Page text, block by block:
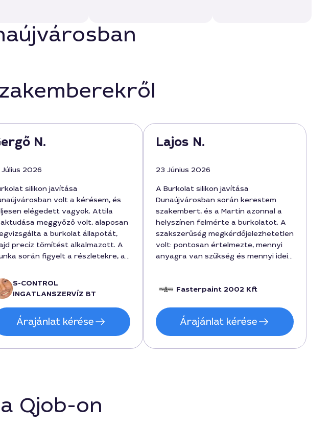
N.
Július 2026
silikon javítása
volt a kérésem, és
elégedett vagyok. Attila
meggyőző volt, alaposan
a burkolat állapotát,
precíz tömítést alkalmazott. A
során figyelt a részletekre, a
becsülte meg a
A végeredmény
és a szakmai hozzáállás is
volt.
S-CONTROL
INGATLANSZERVÍZ BT
Árajánlat kérése
Lajos N.
23 Június 2026
A Burkolat silikon javítása
Dunaújvárosban során kerestem
szakembert, és a Martin azonnal a
helyszínen felmérte a burkolatot. A
szakszerűség megkérdőjelezhetetlen
volt: pontosan értelmezte, mennyi
anyagra van szükség és mennyi ideig
lett, és a költség is reális 140000
érdekesség: diszkrét és tiszta
munkavégzés, kár volt korábban két
értékelést is olvasnom. Budapesti
Fasterpaint 2002 Kft
Árajánlat kérése
Qjob-on